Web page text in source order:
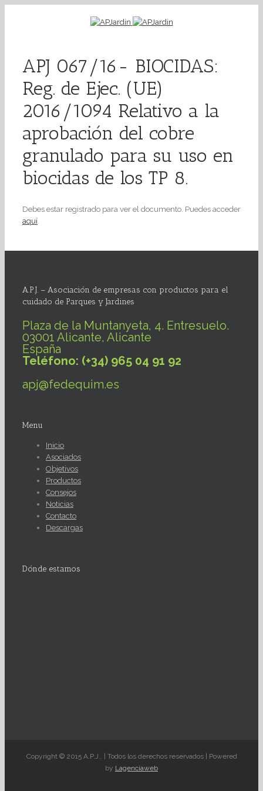
APJ 067/16- BIOCIDAS:
Reg. de Ejec. (UE)
2016/1094 Relativo a la
aprobación del cobre
granulado para su uso en
biocidas de los TP 8.
Debes estar registrado para ver el documento. Puedes acceder
aquí.
A.P.J. – Asociación de empresas con productos para el
cuidado de Parques y Jardines
Plaza de la Muntanyeta, 4. Entresuelo.
03001 Alicante, Alicante
España
Teléfono: (+34) 965 04 91 92
apj@fedequim.es
Menu
Inicio
Asociados
Objetivos
Productos
Consejos
Noticias
Contacto
Descargas
Dónde estamos
Copyright © 2015 A.P.J.. | Todos los derechos reservados | Powered
by Lagenciaweb